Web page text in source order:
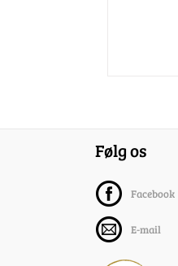
Følg os
Facebook
E-mail